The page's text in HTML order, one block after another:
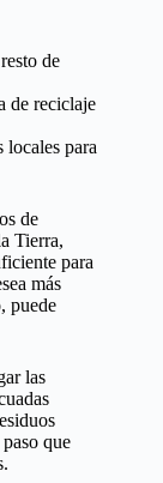
de
de reciclaje
locales para
de
Tierra,
para
más
puede
las
que